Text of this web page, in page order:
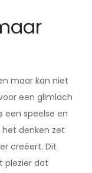
maar kan niet
een glimlach
een speelse en
denken zet
creëert. Dit
plezier dat